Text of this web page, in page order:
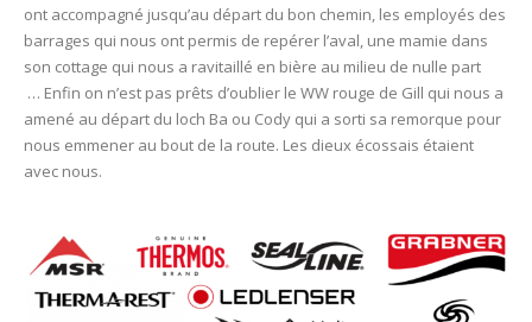
ont accompagné jusqu’au départ du bon chemin, les employés des
barrages qui nous ont permis de repérer l’aval, une mamie dans
son cottage qui nous a ravitaillé en bière au milieu de nulle part
… Enfin on n’est pas prêts d’oublier le WW rouge de Gill qui nous a
amené au départ du loch Ba ou Cody qui a sorti sa remorque pour
nous emmener au bout de la route. Les dieux écossais étaient
avec nous.